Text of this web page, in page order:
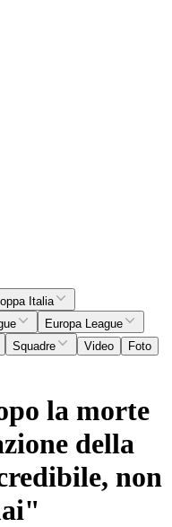
Italia
Europa League
Squadre Video
Foto
la morte
della
non